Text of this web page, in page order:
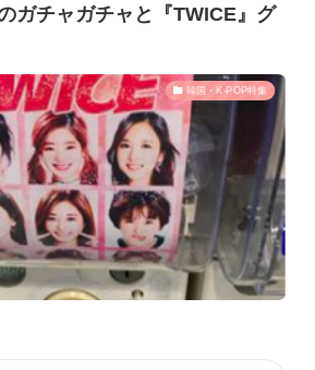
ガチャガチャと『TWICE』グ
韓国・K-POP特集